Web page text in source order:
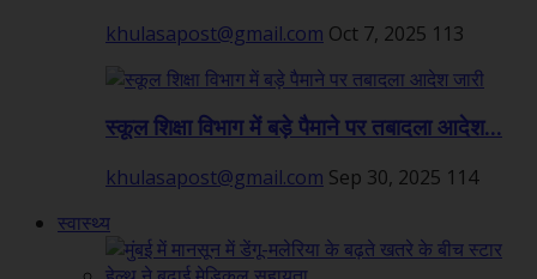
khulasapost@gmail.com Oct 7, 2025 113
स्कूल शिक्षा विभाग में बड़े पैमाने पर तबादला आदेश...
khulasapost@gmail.com Sep 30, 2025 114
स्वास्थ्य